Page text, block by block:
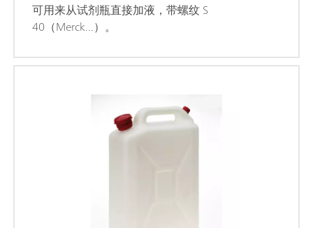
可用来从试剂瓶直接加液，带螺纹 S
40（Merck...）。